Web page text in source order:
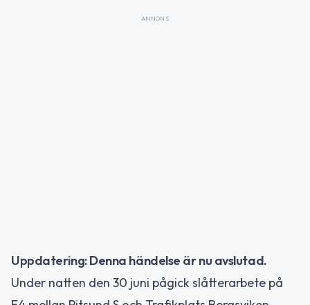
ANNONS
Uppdatering: Denna händelse är nu avslutad.
Under natten den 30 juni pågick slåtterarbete på